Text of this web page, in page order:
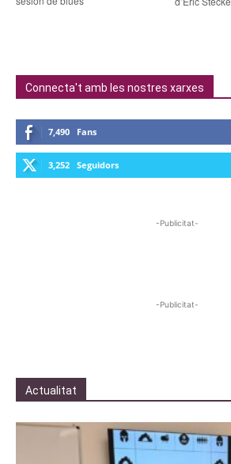
Connecta't amb les nostres xarxes
7,490 Fans
3,252 Seguidors
-Publicitat-
-Publicitat-
Actualitat